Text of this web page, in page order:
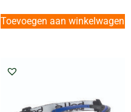
Toevoegen aan winkelwagen